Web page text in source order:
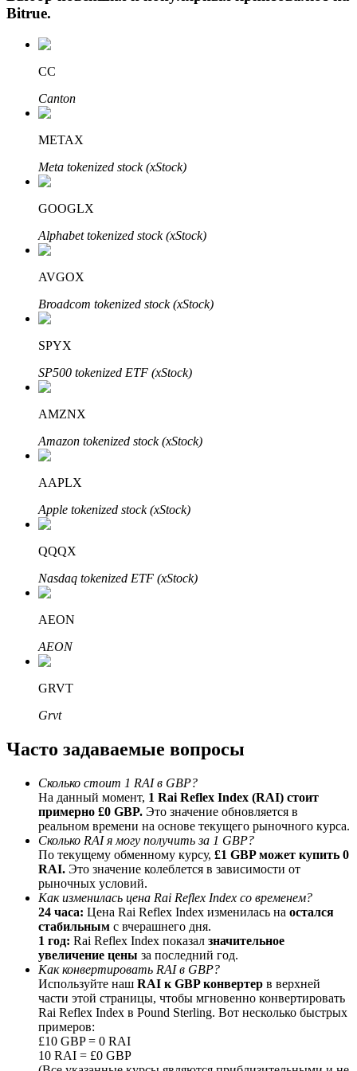
Получите долгосрочную прибыль и гибкие проценты
Изучите стейкинг
Узнайте о пассивном доходе
Реферал
Пригласите друга, чтобы получить денежные
вознаграждения
Deposit CASHCAT & Win
Bitrue.
CC
Canton
METAX
Meta tokenized stock (xStock)
GOOGLX
Alphabet tokenized stock (xStock)
AVGOX
Broadcom tokenized stock (xStock)
SPYX
SP500 tokenized ETF (xStock)
AMZNX
Amazon tokenized stock (xStock)
AAPLX
Apple tokenized stock (xStock)
QQQX
Nasdaq tokenized ETF (xStock)
AEON
AEON
GRVT
Grvt
Часто задаваемые вопросы
Сколько стоит 1 RAI в GBP?
На данный момент, 1 Rai Reflex Index (RAI) стоит
примерно £0 GBP. Это значение обновляется в
реальном времени на основе текущего рыночного курса.
Сколько RAI я могу получить за 1 GBP?
По текущему обменному курсу, £1 GBP может купить 0
RAI. Это значение колеблется в зависимости от
рыночных условий.
Как изменилась цена Rai Reflex Index со временем?
24 часа: Цена Rai Reflex Index изменилась на остался
стабильным с вчерашнего дня.
1 год: Rai Reflex Index показал значительное
увеличение цены за последний год.
Как конвертировать RAI в GBP?
Используйте наш RAI к GBP конвертер в верхней
части этой страницы, чтобы мгновенно конвертировать
Rai Reflex Index в Pound Sterling. Вот несколько быстрых
примеров:
£10 GBP = 0 RAI
10 RAI = £0 GBP